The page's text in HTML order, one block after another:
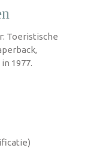
Toeristische
1977.